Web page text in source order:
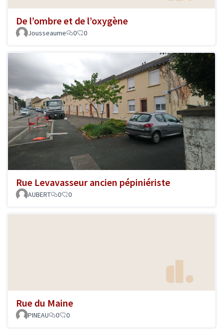
De l’ombre et de l’oxygène
Jousseaume 0 0
Rue Levavasseur ancien pépiniériste
AUBERT 0 0
Rue du Maine
PINEAU 0 0